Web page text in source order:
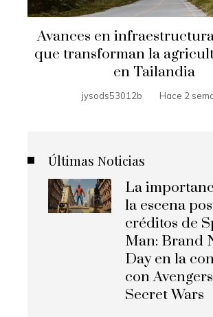
Avances en
que transforman la
en Tailandia
jysods53012b Hace 2
Últimas Noticias
La
la escena
créditos de
Man: Brand
Day en la
con
Secret Wars